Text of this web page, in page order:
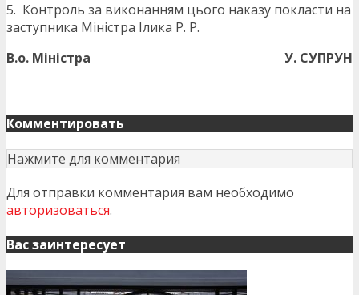
5. Контроль за виконанням цього наказу покласти на
заступника Міністра Ілика Р. Р.
В.о. Міністра
У. СУПРУН
Комментировать
Нажмите для комментария
Для отправки комментария вам необходимо
авторизоваться.
Вас заинтересует